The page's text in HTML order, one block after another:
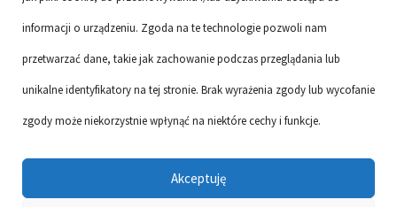
informacji o urządzeniu. Zgoda na te technologie pozwoli nam
przetwarzać dane, takie jak zachowanie podczas przeglądania lub
unikalne identyfikatory na tej stronie. Brak wyrażenia zgody lub wycofanie
zgody może niekorzystnie wpłynąć na niektóre cechy i funkcje.
Akceptuję
Links Vacancies Privacy protection